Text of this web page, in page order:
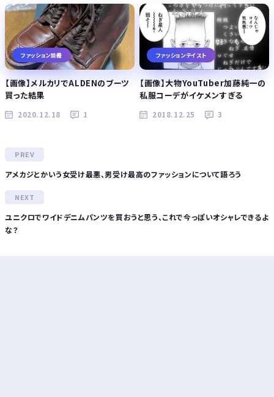
ファッション談義
【画像】メルカリでALDENのブーツ
買った結果
2020.12.18 1
ファッションテイスト
【画像】大物YouTuber加藤純一の
私服コーデがイケメンすぎる
2018.12.25 3
アメカジとかいう女受け最悪、男受け最高のファッションについて語ろう
ユニクロでワイドデニムパンツを買おうと思う、これで今っぽいオシャレできるよ
な？